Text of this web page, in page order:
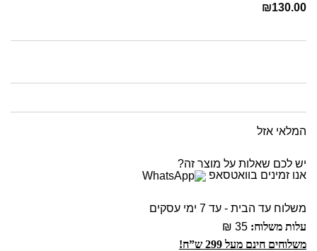
₪130.00
המלאי אזל
יש לכם שאלות על מוצר זה?
אנו זמינים בוואטסאפ
משלוח עד הבית - עד 7 ימי עסקים
עלות משלוח:
משלוחים חינם מעל 299 ש”ח!